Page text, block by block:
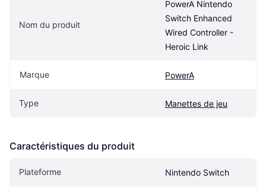
Nom du produit
PowerA Nintendo
Switch Enhanced
Wired Controller -
Heroic Link
Marque PowerA
Type Manettes de jeu
Caractéristiques du produit
Plateforme Nintendo Switch